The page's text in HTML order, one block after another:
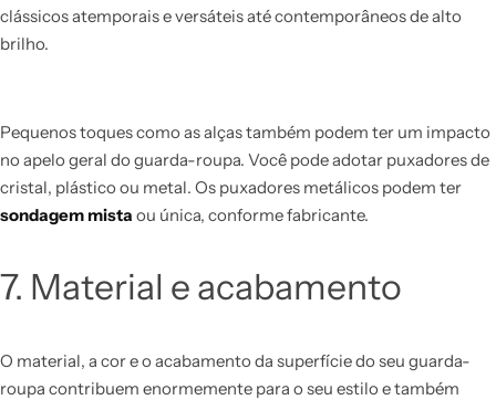
clássicos atemporais e versáteis até contemporâneos de alto
brilho.
Pequenos toques como as alças também podem ter um impacto
no apelo geral do guarda-roupa. Você pode adotar puxadores de
cristal, plástico ou metal. Os puxadores metálicos podem ter
sondagem mista ou única, conforme fabricante.
7. Material e acabamento
O material, a cor e o acabamento da superfície do seu guarda-
roupa contribuem enormemente para o seu estilo e também